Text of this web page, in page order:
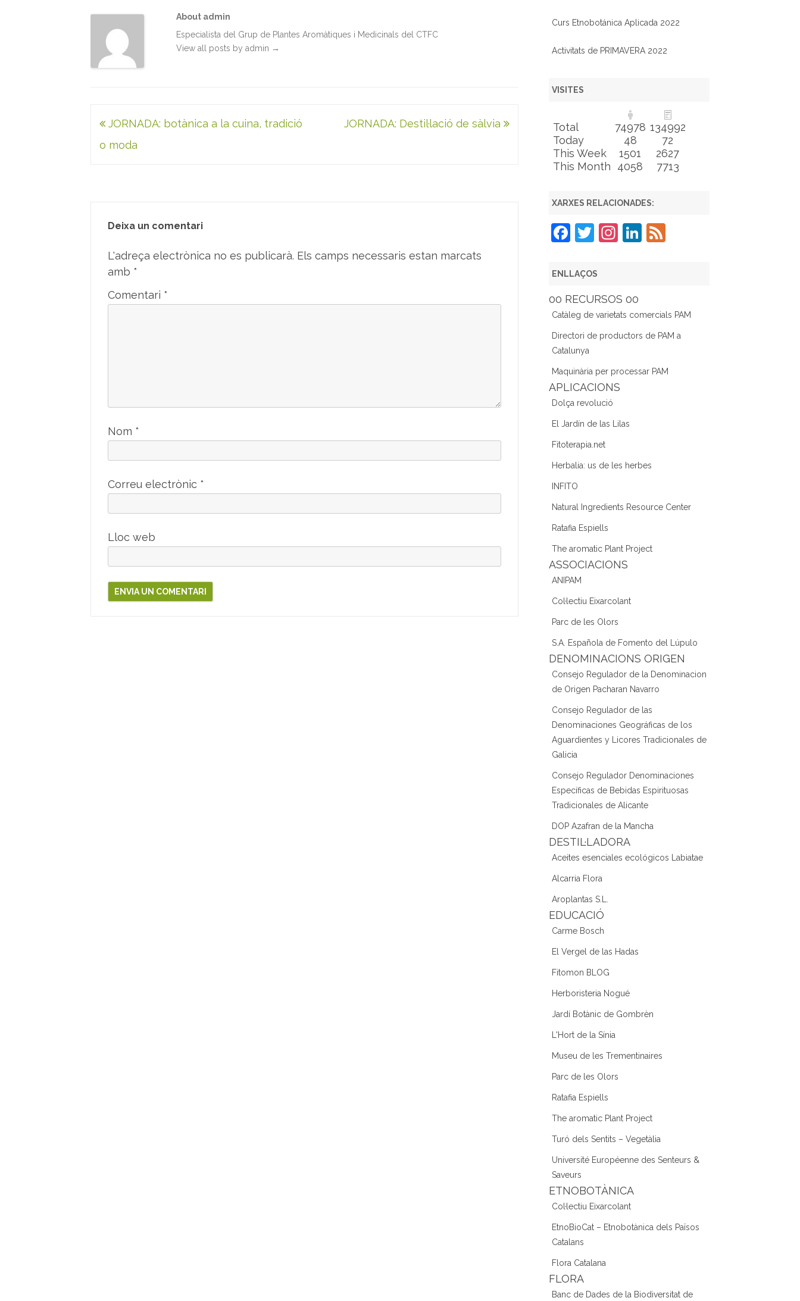
k
p
About admin
Especialista del Grup de Plantes Aromàtiques i Medicinals del CTFC
View all posts by admin →
Navegació
d'entrades
JORNADA: botànica a la cuina, tradició
o moda
JORNADA: Destil·lació de sàlvia
Deixa un comentari
L'adreça electrònica no es publicarà. Els camps necessaris estan marcats
amb *
Comentari *
Nom *
Correu electrònic *
Lloc web
Curs Etnobotánica Aplicada 2022
Activitats de PRIMAVERA 2022
VISITES
Total 74978 134992
Today
48
72
This Week
1501
2627
This Month
4058 7713
XARXES RELACIONADES:
F
c
e
b
o
o
k
T
itt
er
In
gr
a
m
Li
dI
n
F
ENLLAÇOS
00 RECURSOS 00
Catàleg de varietats comercials PAM
Directori de productors de PAM a
Catalunya
Maquinària per processar PAM
APLICACIONS
Dolça revolució
El Jardín de las Lilas
Fitoterapia.net
Herbalia: us de les herbes
INFITO
Natural Ingredients Resource Center
Ratafia Espiells
The aromatic Plant Project
ASSOCIACIONS
ANIPAM
Col·lectiu Eixarcolant
Parc de les Olors
S.A. Española de Fomento del Lúpulo
DENOMINACIONS ORIGEN
Consejo Regulador de la Denominacion
de Origen Pacharan Navarro
Consejo Regulador de las
Denominaciones Geográficas de los
Aguardientes y Licores Tradicionales de
Galicia
Consejo Regulador Denominaciones
Específicas de Bebidas Espirituosas
Tradicionales de Alicante
DOP Azafran de la Mancha
DESTIL·LADORA
Aceites esenciales ecológicos Labiatae
Alcarria Flora
Aroplantas S.L.
EDUCACIÓ
Carme Bosch
El Vergel de las Hadas
Fitomon BLOG
Herboristeria Nogué
Jardí Botànic de Gombrèn
L'Hort de la Sínia
Museu de les Trementinaires
Parc de les Olors
Ratafia Espiells
The aromatic Plant Project
Turó dels Sentits – Vegetàlia
Université Européenne des Senteurs &
Saveurs
ETNOBOTÀNICA
Col·lectiu Eixarcolant
EtnoBioCat – Etnobotànica dels Països
Catalans
Flora Catalana
FLORA
Banc de Dades de la Biodiversitat de